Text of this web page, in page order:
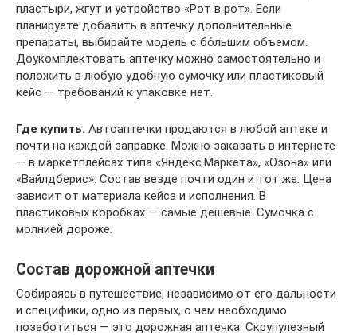
пластыри, жгут и устройство «Рот в рот». Если
планируете добавить в аптечку дополнительные
препараты, выбирайте модель с бо́льшим объемом.
Доукомплектовать аптечку можно самостоятельно и
положить в любую удобную сумочку или пластиковый
кейс — требований к упаковке нет.
Где купить. Автоаптечки продаются в любой аптеке и
почти на каждой заправке. Можно заказать в интернете
— в маркетплейсах типа «Яндекс.Маркета», «Озона» или
«Вайлдберис». Состав везде почти один и тот же. Цена
зависит от материала кейса и исполнения. В
пластиковых коробках — самые дешевые. Сумочка с
молнией дороже.
Состав дорожной аптечки
Собираясь в путешествие, независимо от его дальности
и специфики, одно из первых, о чем необходимо
позаботиться — это дорожная аптечка. Скрупулезный